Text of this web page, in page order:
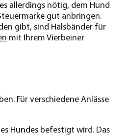
allerdings nötig, dem Hund
gut anbringen.
gibt, sind Halsbänder für
mit Ihrem Vierbeiner
Für verschiedene Anlässe
Hundes befestigt wird. Das